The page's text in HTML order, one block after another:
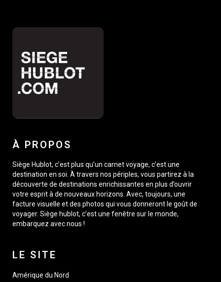
À PROPOS
Siège Hublot, c’est plus qu’un carnet voyage, c’est une
destination en soi. À travers nos périples, vous partirez à la
découverte de destinations enrichissantes en plus d’ouvrir
votre esprit à de nouveaux horizons. Avec, toujours, une
facture visuelle et des photos qui vous donneront le goût de
voyager. Siège hublot, c’est une fenêtre sur le monde,
embarquez avec nous !
LE SITE
Amérique du Nord